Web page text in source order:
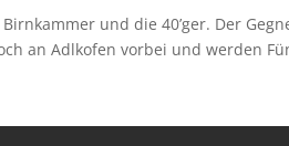
und die 40’ger. Der
an Adlkofen vorbei und werden